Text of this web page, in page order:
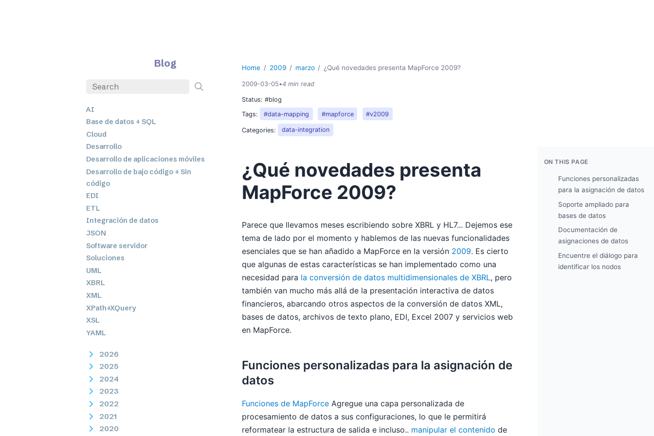
Blog
AI
Base de datos + SQL
Cloud
Desarrollo
Desarrollo de aplicaciones móviles
Desarrollo de bajo código + Sin
código
EDI
ETL
Integración de datos
JSON
Software servidor
Soluciones
UML
XBRL
XML
XPath+XQuery
XSL
YAML
2026
2025
2024
2023
2022
2021
2020
Home 2009 marzo ¿Qué novedades presenta MapForce 2009?
2009-03-05•4 min read
Status:#blog
Tags:
#data-mapping #mapforce #v2009
Categories: data-integration
¿Qué novedades presenta
MapForce 2009?
Parece que llevamos meses escribiendo sobre XBRL y HL7... Dejemos ese
tema de lado por el momento y hablemos de las nuevas funcionalidades
esenciales que se han añadido a MapForce en la versión 2009. Es cierto
que algunas de estas características se han implementado como una
necesidad para la conversión de datos multidimensionales de XBRL, pero
también van mucho más allá de la presentación interactiva de datos
financieros, abarcando otros aspectos de la conversión de datos XML,
bases de datos, archivos de texto plano, EDI, Excel 2007 y servicios web
en MapForce.
Funciones personalizadas para la asignación de
datos
Funciones de MapForce Agregue una capa personalizada de
procesamiento de datos a sus configuraciones, lo que le permitirá
reformatear la estructura de salida e incluso.. manipular el contenido de
ON THIS PAGE
Funciones personalizadas
para la asignación de datos
Soporte ampliado para
bases de datos
Documentación de
asignaciones de datos
Encuentre el diálogo para
identificar los nodos